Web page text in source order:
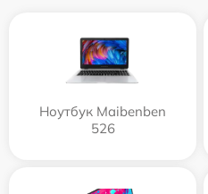
Ноутбук Maibenben
526